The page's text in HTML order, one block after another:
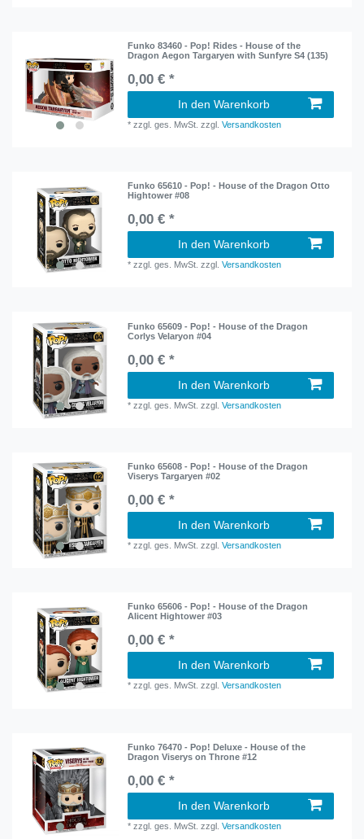
Funko 83460 - Pop! Rides - House of the
Dragon Aegon Targaryen with Sunfyre S4 (135)
0,00 € *
In den Warenkorb
*zzgl. ges. MwSt. zzgl.Versandkosten
Funko 65610 - Pop! - House of the Dragon Otto
Hightower #08
0,00 € *
In den Warenkorb
*zzgl. ges. MwSt. zzgl.Versandkosten
Funko 65609 - Pop! - House of the Dragon
Corlys Velaryon #04
0,00 € *
In den Warenkorb
*zzgl. ges. MwSt. zzgl.Versandkosten
Funko 65608 - Pop! - House of the Dragon
Viserys Targaryen #02
0,00 € *
In den Warenkorb
*zzgl. ges. MwSt. zzgl.Versandkosten
Funko 65606 - Pop! - House of the Dragon
Alicent Hightower #03
0,00 € *
In den Warenkorb
*zzgl. ges. MwSt. zzgl.Versandkosten
Funko 76470 - Pop! Deluxe - House of the
Dragon Viserys on Throne #12
0,00 € *
In den Warenkorb
*zzgl. ges. MwSt. zzgl.Versandkosten